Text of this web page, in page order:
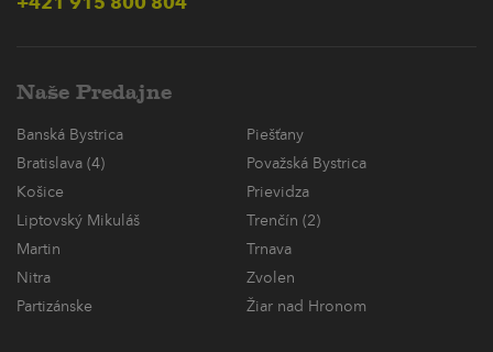
Naše Predajne
Banská Bystrica
Piešťany
Bratislava (4)
Považská Bystrica
Košice
Prievidza
Liptovský Mikuláš
Trenčín (2)
Martin
Trnava
Nitra
Zvolen
Partizánske
Žiar nad Hronom